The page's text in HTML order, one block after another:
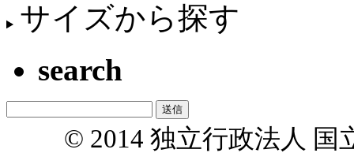
サイズから探す
search
© 2014 独立行政法人 国